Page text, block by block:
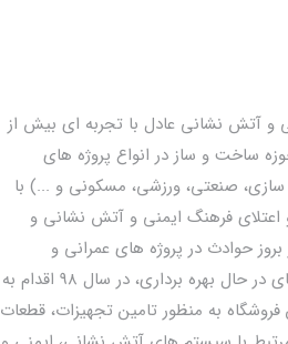
و آتش نشانی عادل با تجربه ای بیش از
حوزه ساخت و ساز در انواع پروژه های
سازی، صنعتی، ورزشی، مسکونی و ...) با
فرهنگ ایمنی و آتش نشانی و
حوادث در پروژه های عمرانی و
ساختمان های در حال بهره برداری، در سال 98 اقدام به
به منظور تامین تجهیزات، قطعات